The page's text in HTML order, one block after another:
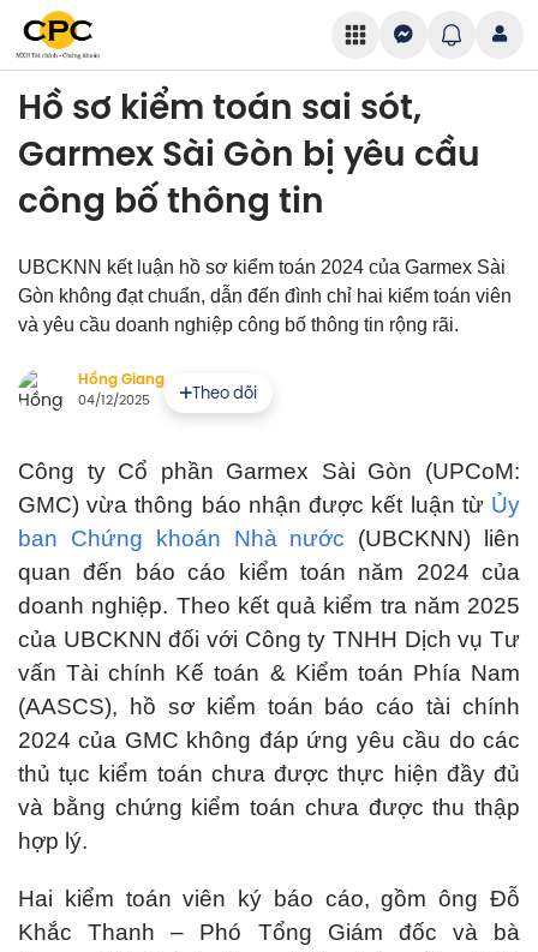
Hồ sơ kiểm toán sai sót,
Garmex Sài Gòn bị yêu cầu
công bố thông tin
UBCKNN kết luận hồ sơ kiểm toán 2024 của Garmex Sài
Gòn không đạt chuẩn, dẫn đến đình chỉ hai kiểm toán viên
và yêu cầu doanh nghiệp công bố thông tin rộng rãi.
Hồng Giang
04/12/2025 Theo dõi
Công ty Cổ phần Garmex Sài Gòn (UPCoM:
GMC) vừa thông báo nhận được kết luận từ Ủy
ban Chứng khoán Nhà nước (UBCKNN) liên
quan đến báo cáo kiểm toán năm 2024 của
doanh nghiệp. Theo kết quả kiểm tra năm 2025
của UBCKNN đối với Công ty TNHH Dịch vụ Tư
vấn Tài chính Kế toán & Kiểm toán Phía Nam
(AASCS), hồ sơ kiểm toán báo cáo tài chính
2024 của GMC không đáp ứng yêu cầu do các
thủ tục kiểm toán chưa được thực hiện đầy đủ
và bằng chứng kiểm toán chưa được thu thập
hợp lý.
Hai kiểm toán viên ký báo cáo, gồm ông Đỗ
Khắc Thanh – Phó Tổng Giám đốc và bà